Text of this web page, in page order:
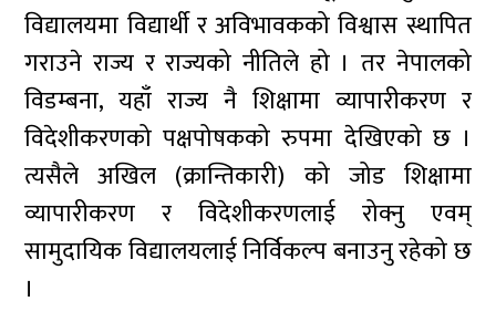
विद्यालयमा विद्यार्थी र अविभावकको विश्वास स्थापित
गराउने राज्य र राज्यको नीतिले हो । तर नेपालको
विडम्बना, यहाँ राज्य नै शिक्षामा व्यापारीकरण र
विदेशीकरणको पक्षपोषकको रुपमा देखिएको छ ।
त्यसैले अखिल (क्रान्तिकारी) को जोड शिक्षामा
व्यापारीकरण र विदेशीकरणलाई रोक्नु एवम्
सामुदायिक विद्यालयलाई निर्विकल्प बनाउनु रहेको छ
।